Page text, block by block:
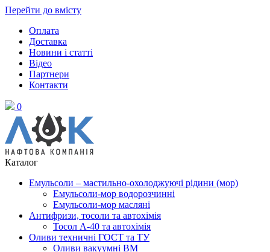
Перейти до вмісту
Оплата
Доставка
Новини і статті
Відео
Партнери
Контакти
0
Каталог
Емульсоли – мастильно-охолоджуючі рідини (мор)
Емульсоли-мор водорозчинні
Емульсоли-мор масляні
Антифризи, тосоли та автохімія
Тосол А-40 та автохімія
Оливи техничні ГОСТ та ТУ
Оливи вакуумні ВМ